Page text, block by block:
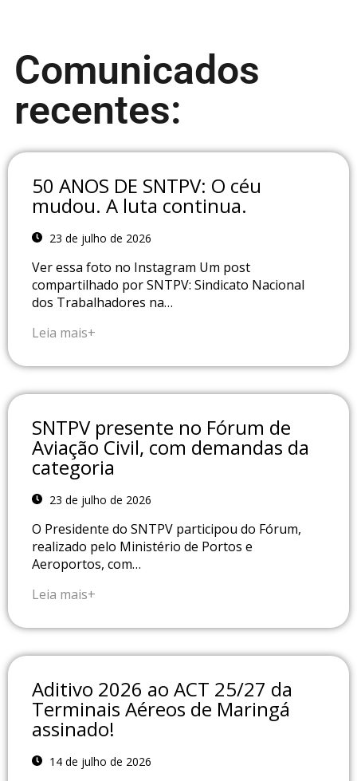
Comunicados
recentes:
50 ANOS DE SNTPV: O céu
mudou. A luta continua.
23 de julho de 2026
Ver essa foto no Instagram Um post
compartilhado por SNTPV: Sindicato Nacional
dos Trabalhadores na…
Leia mais+
SNTPV presente no Fórum de
Aviação Civil, com demandas da
categoria
23 de julho de 2026
O Presidente do SNTPV participou do Fórum,
realizado pelo Ministério de Portos e
Aeroportos, com…
Leia mais+
Aditivo 2026 ao ACT 25/27 da
Terminais Aéreos de Maringá
assinado!
14 de julho de 2026